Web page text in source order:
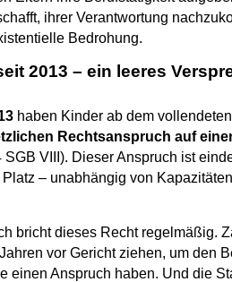
ihrer Verantwortung
Bedrohung.
2013 – ein leeres
haben Kinder ab dem
Rechtsanspruch auf
SGB VIII). Dieser Anspruch ist
– unabhängig von
bricht dieses Recht regelmäßig.
vor Gericht ziehen, um den
einen Anspruch haben. Und die